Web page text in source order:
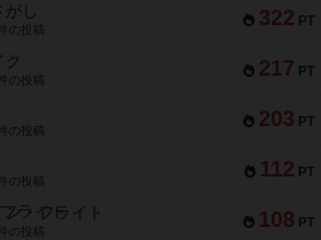
322 PT
し
の投稿
217 PT
件の投稿
203 PT
件の投稿
112 PT
件の投稿
108 PT
・フライト
の投稿